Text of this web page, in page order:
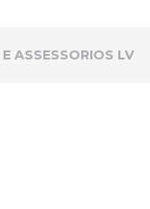
ASSESSORIOS LV